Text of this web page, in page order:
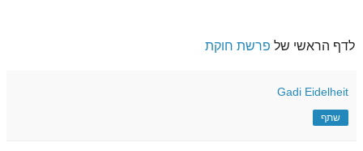
לדף הראשי של פרשת חוקת
Gadi Eidelheit
שתף